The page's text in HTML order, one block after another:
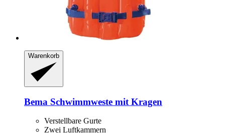
Warenkorb
Bema Schwimmweste mit Kragen
Verstellbare Gurte
Zwei Luftkammern